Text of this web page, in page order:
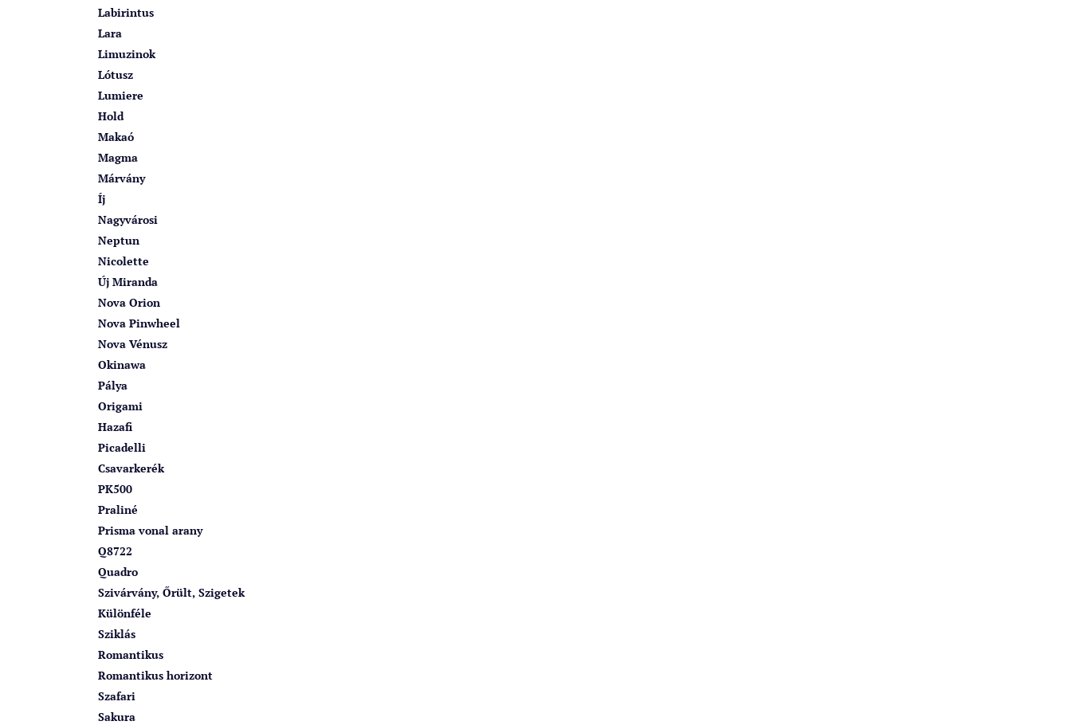
Labirintus
Lara
Limuzinok
Lótusz
Lumiere
Hold
Makaó
Magma
Márvány
Íj
Nagyvárosi
Neptun
Nicolette
Új Miranda
Nova Orion
Nova Pinwheel
Nova Vénusz
Okinawa
Pálya
Origami
Hazafi
Picadelli
Csavarkerék
PK500
Praliné
Prisma vonal arany
Q8722
Quadro
Szivárvány, Őrült, Szigetek
Különféle
Sziklás
Romantikus
Romantikus horizont
Szafari
Sakura